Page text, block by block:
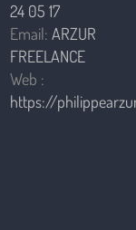
24 05 17
Email: ARZUR
FREELANCE
Web :
https://